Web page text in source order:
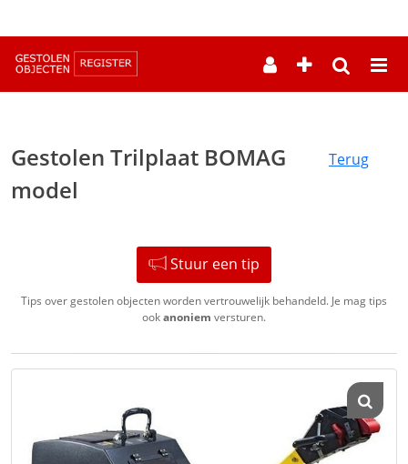
Gestolen Trilplaat BOMAG
model
Terug
Stuur een tip
Tips over gestolen objecten worden vertrouwelijk behandeld. Je mag tips
ookanoniem versturen.